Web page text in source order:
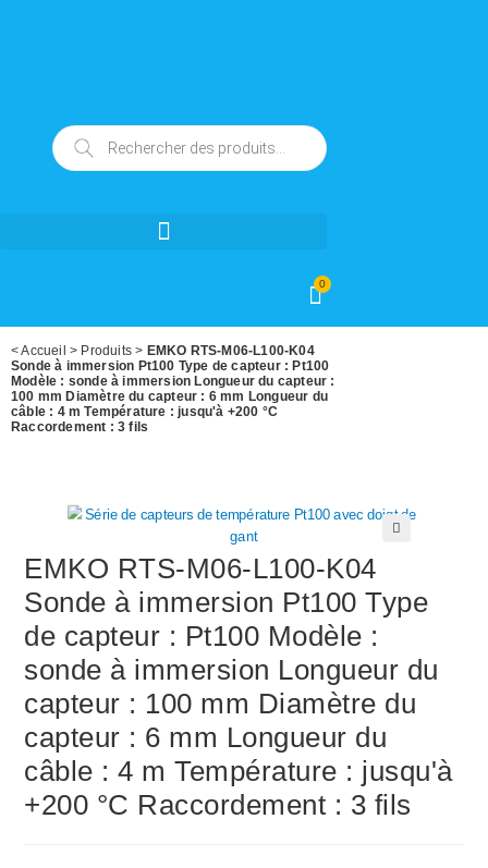
0
<Accueil > Produits > EMKO RTS-M06-L100-K04
Sonde à immersion Pt100 Type de capteur : Pt100
Modèle : sonde à immersion Longueur du capteur :
100 mm Diamètre du capteur : 6 mm Longueur du
câble : 4 m Température : jusqu'à +200 °C
Raccordement : 3 fils
EMKO RTS-M06-L100-K04
Sonde à immersion Pt100 Type
de capteur : Pt100 Modèle :
sonde à immersion Longueur du
capteur : 100 mm Diamètre du
capteur : 6 mm Longueur du
câble : 4 m Température : jusqu'à
+200 °C Raccordement : 3 fils